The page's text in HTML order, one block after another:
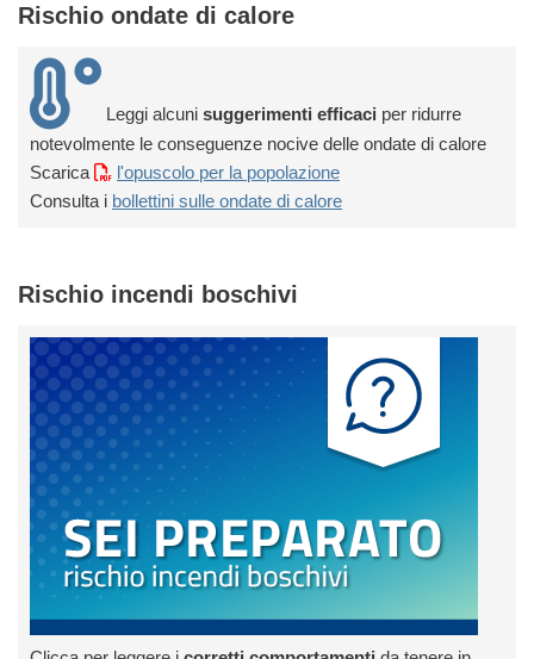
Rischio ondate di calore
Leggi alcuni suggerimenti efficaci per ridurre
notevolmente le conseguenze nocive delle ondate di calore
Scarica
l'opuscolo per la popolazione
Consulta i bollettini sulle ondate di calore
Rischio incendi boschivi